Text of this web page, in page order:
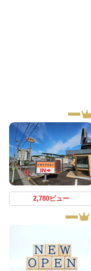
2,780ビュー